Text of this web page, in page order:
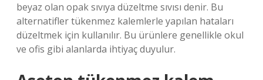
beyaz olan opak sıvıya düzeltme sıvısı denir. Bu
alternatifler tükenmez kalemlerle yapılan hataları
düzeltmek için kullanılır. Bu ürünlere genellikle okul
ve ofis gibi alanlarda ihtiyaç duyulur.